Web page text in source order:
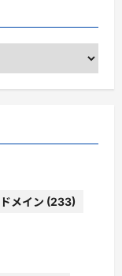
メイン (233)